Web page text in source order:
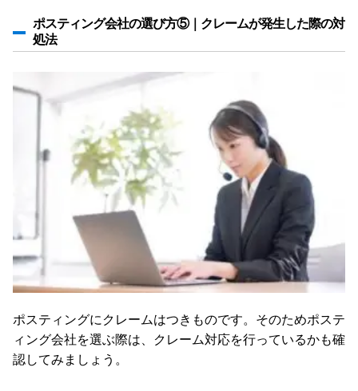
ポスティング会社の選び方⑤｜クレームが発生した際の対
処法
ポスティングにクレームはつきものです。そのためポステ
ィング会社を選ぶ際は、クレーム対応を行っているかも確
認してみましょう。